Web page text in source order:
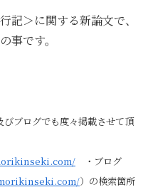
記＞に関する新論文で、
事です。
ブログでも度々掲載させて頂
・ブログ
）の検索箇所